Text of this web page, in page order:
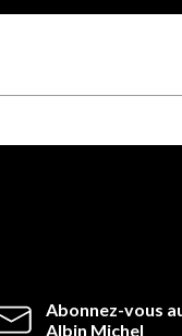
Abonnez-vous
Albin Michel